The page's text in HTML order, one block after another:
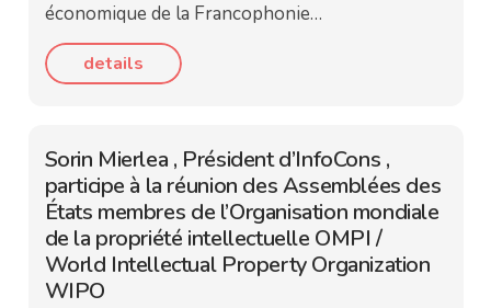
économique de la Francophonie…
details
Sorin Mierlea , Président d’InfoCons ,
participe à la réunion des Assemblées des
États membres de l’Organisation mondiale
de la propriété intellectuelle OMPI /
World Intellectual Property Organization
WIPO